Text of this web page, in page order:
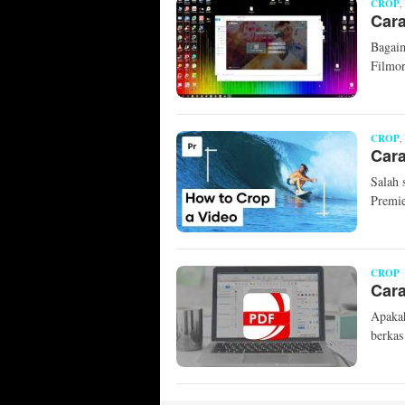
CROP
CROP
Salah
CROP